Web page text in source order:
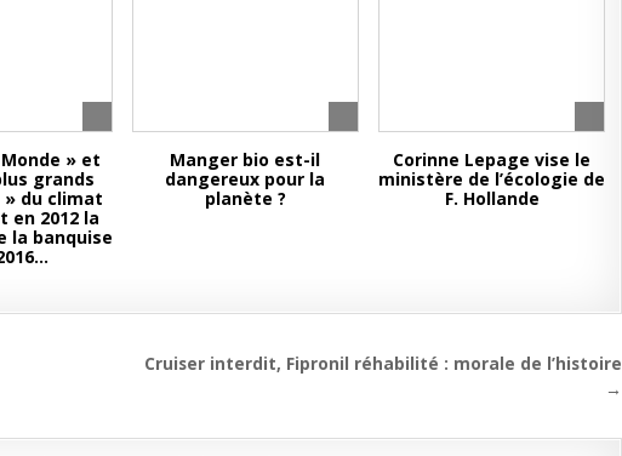
» et
grands
du climat
en 2012 la
la banquise
Manger bio est-il
dangereux pour la
planète ?
Corinne Lepage vise le
ministère de l’écologie de
F. Hollande
Cruiser interdit, Fipronil réhabilité : morale de l’histoire
→